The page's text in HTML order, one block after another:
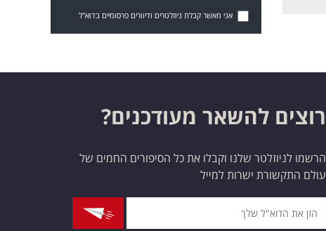
אני מאשר קבלת ניוזלטרים ודיוורים פרסומיים בדוא"ל
רוצים להשאר מעודכנים?
הרשמו לניוזלטר שלנו וקבלו את כל הסיפורים החמים של
עולם התקשורת ישרות למייל